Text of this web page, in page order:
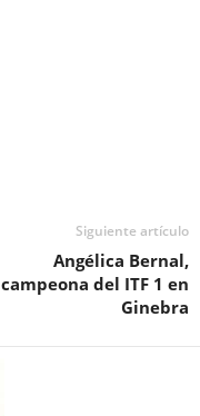
Siguiente artículo
Angélica Bernal,
campeona del ITF 1 en
Ginebra